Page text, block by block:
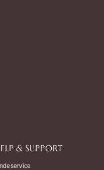
& SUPPORT